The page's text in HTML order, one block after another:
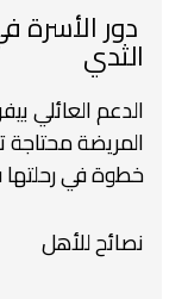
دور
الثدي
الدعم العائلي
المريضة
خطوة في
نصائح للأهل